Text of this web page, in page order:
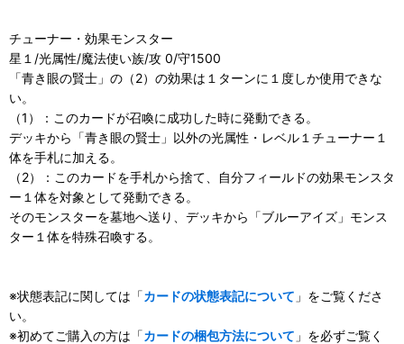
チューナー・効果モンスター
星１/光属性/魔法使い族/攻 0/守1500
「青き眼の賢士」の（2）の効果は１ターンに１度しか使用できな
い。
（1）：このカードが召喚に成功した時に発動できる。
デッキから「青き眼の賢士」以外の光属性・レベル１チューナー１
体を手札に加える。
（2）：このカードを手札から捨て、自分フィールドの効果モンスタ
ー１体を対象として発動できる。
そのモンスターを墓地へ送り、デッキから「ブルーアイズ」モンス
ター１体を特殊召喚する。
※状態表記に関しては「カードの状態表記について 」をご覧くださ
い。
※初めてご購入の方は「カードの梱包方法について 」を必ずご覧く